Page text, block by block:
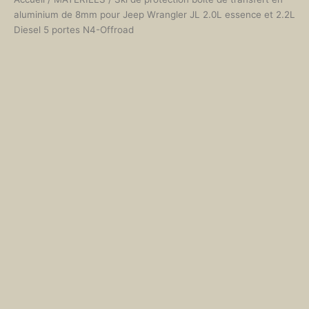
aluminium de 8mm pour Jeep Wrangler JL 2.0L essence et 2.2L
Diesel 5 portes N4-Offroad